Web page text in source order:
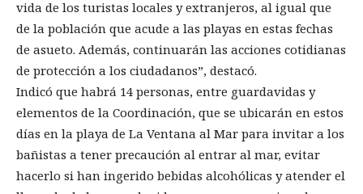
vida de los turistas locales y extranjeros, al igual que
de la población que acude a las playas en estas fechas
de asueto. Además, continuarán las acciones cotidianas
de protección a los ciudadanos”, destacó.
Indicó que habrá 14 personas, entre guardavidas y
elementos de la Coordinación, que se ubicarán en estos
días en la playa de La Ventana al Mar para invitar a los
bañistas a tener precaución al entrar al mar, evitar
hacerlo si han ingerido bebidas alcohólicas y atender el